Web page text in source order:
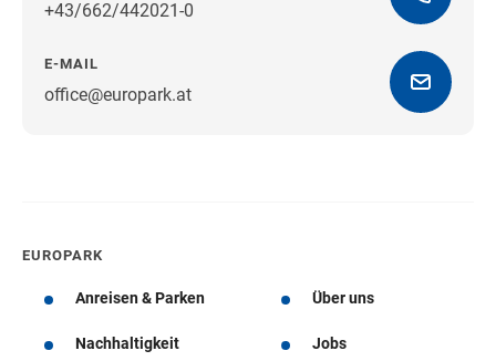
+43/662/442021-0
E-MAIL
office@europark.atWegbeschreibung erhalten
EUROPARK
Anreisen & Parken Über uns
Nachhaltigkeit Jobs